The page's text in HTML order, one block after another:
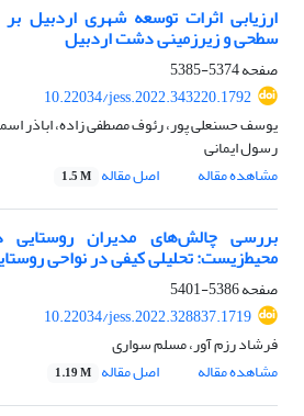
ارزیابی اثرات توسعه شهری اردبیل
سطحی و زیرزمینی دشت اردبیل
صفحه5374-5385
10.22034/jess.2022.343220.1792
یوسف حسنعلی پور، رئوف مصطفی زاده، اباذر
رسول ایمانی
مشاهده مقاله
اصل مقاله 1.5 M
بررسی چالش‌های مدیران روستایی
محیط‌زیست: تحلیلی کیفی در نواحی
صفحه5386-5401
10.22034/jess.2022.328837.1719
فرشاد رزم آور، مسلم سواری
مشاهده مقاله
اصل مقاله 1.19 M